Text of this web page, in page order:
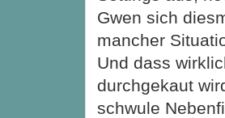
Gwen sich
mancher
Und dass
durchgekaut
schwule